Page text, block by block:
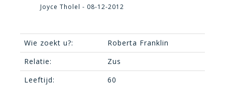
Joyce Tholel - 08-12-2012
Wie zoekt u?:
Roberta Franklin
Relatie:
Zus
Leeftijd:
60